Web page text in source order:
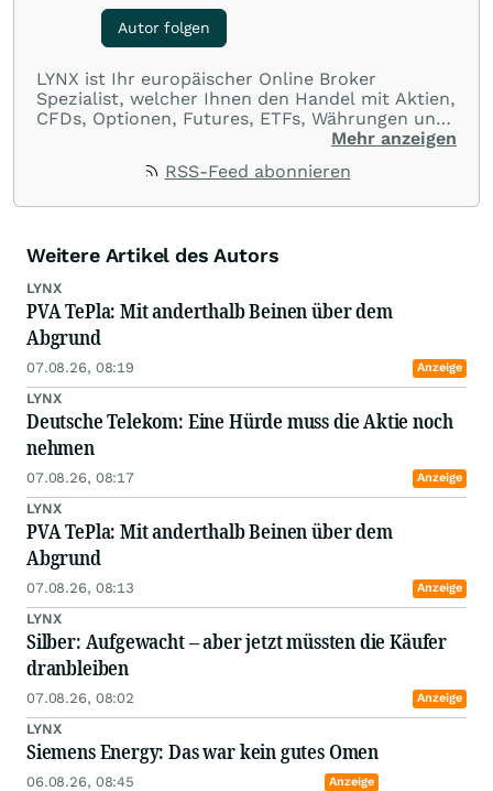
Autor folgen
LYNX ist Ihr europäischer Online Broker
Spezialist, welcher Ihnen den Handel mit Aktien,
CFDs, Optionen, Futures, ETFs, Währungen und
Optionsscheinen aus einer Handelsplattform
Börsenplätzen in 20 Ländern und das zu
Mehr anzeigen
RSS-Feed abonnieren
Weitere Artikel des Autors
LYNX
PVA TePla: Mit anderthalb Beinen über dem
Abgrund
07.08.26, 08:19 Anzeige
LYNX
Deutsche Telekom: Eine Hürde muss die Aktie noch
nehmen
07.08.26, 08:17 Anzeige
LYNX
PVA TePla: Mit anderthalb Beinen über dem
Abgrund
07.08.26, 08:13 Anzeige
LYNX
Silber: Aufgewacht – aber jetzt müssten die Käufer
dranbleiben
07.08.26, 08:02 Anzeige
LYNX
Siemens Energy: Das war kein gutes Omen
06.08.26, 08:45 Anzeige